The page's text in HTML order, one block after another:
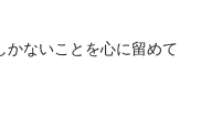
かないことを心に留めて